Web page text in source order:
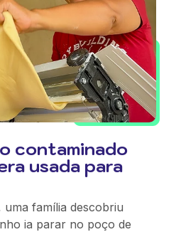
contaminado
usada para
uma família descobriu
ia parar no poço de